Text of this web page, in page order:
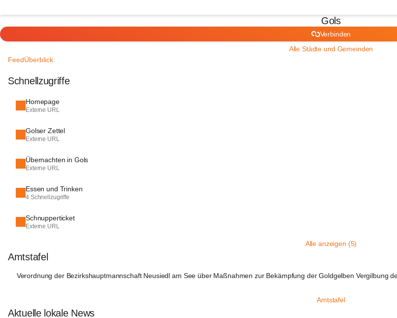
Gols
Verbinden
Alle Städte und Gemeinden
FeedÜberblick
Schnellzugriffe
Homepage
Externe URL
Golser Zettel
Externe URL
Übernachten in Gols
Externe URL
Essen und Trinken
4 Schnellzugriffe
Schnupperticket
Externe URL
Alle anzeigen (5)
Amtstafel
Verordnung der Bezirkshauptmannschaft Neusiedl am See über Maßnahmen zur Bekämpfung der Goldgelben
Amtstafel
Aktuelle lokale News